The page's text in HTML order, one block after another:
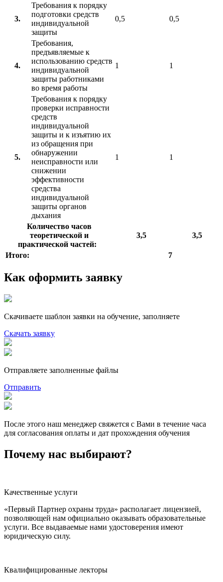
3.
Требования к порядку
подготовки средств
индивидуальной
защиты
0,5 0,5
4.
Требования,
предъявляемые к
использованию средств
индивидуальной
защиты работниками
во время работы
1 1
5.
Требования к порядку
проверки исправности
средств
индивидуальной
защиты и к изъятию их
из обращения при
обнаружении
неисправности или
снижении
эффективности
средства
индивидуальной
защиты органов
дыхания
1 1
Количество часов
теоретической и
практической частей:
3,5 3,5
Итого: 7
Как оформить заявку
Скачиваете шаблон заявки на обучение, заполняете
Скачать заявку
Отправляете заполненные файлы
Отправить
После этого наш менеджер свяжется с Вами в течение часа
для согласования оплаты и дат прохождения обучения
Почему нас выбирают?
Качественные услуги
«Первый Партнер охраны труда» располагает лицензией,
позволяющей нам официально оказывать образовательные
услуги. Все выдаваемые нами удостоверения имеют
юридическую силу.
Квалифицированные лекторы